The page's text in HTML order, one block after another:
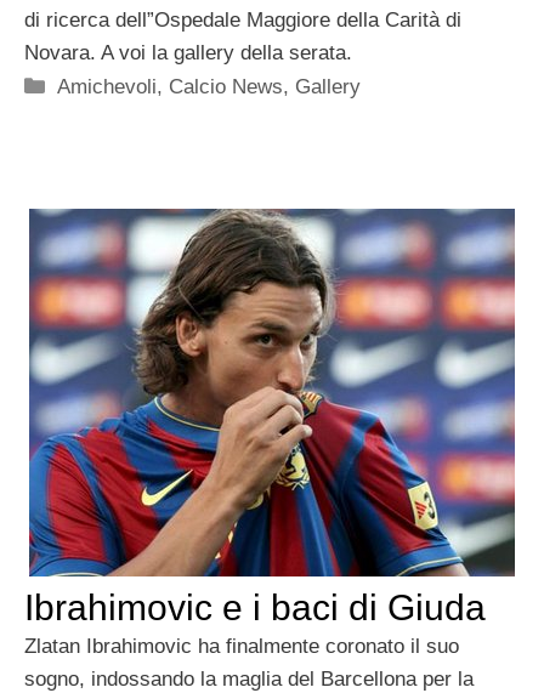
di ricerca dell”Ospedale Maggiore della Carità di
Novara. A voi la gallery della serata.
Categorie
Amichevoli, Calcio News, Gallery
Ibrahimovic e i baci di Giuda
Zlatan Ibrahimovic ha finalmente coronato il suo
sogno, indossando la maglia del Barcellona per la